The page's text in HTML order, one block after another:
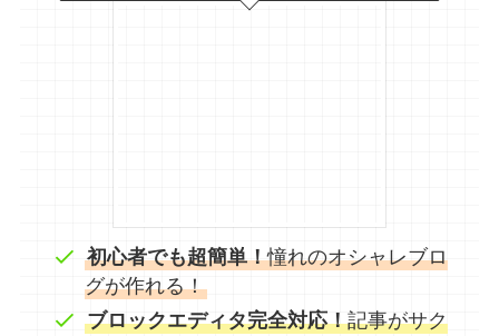
初心者でも超簡単！憧れのオシャレブロ
グが作れる！
ブロックエディタ完全対応！記事がサク